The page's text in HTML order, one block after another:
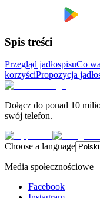
Spis treści
Przegląd jadłospisuCo
korzyściPropozycja
Dołącz do ponad 10
swój telefon.
Choose a language
Media społecznościowe
Facebook